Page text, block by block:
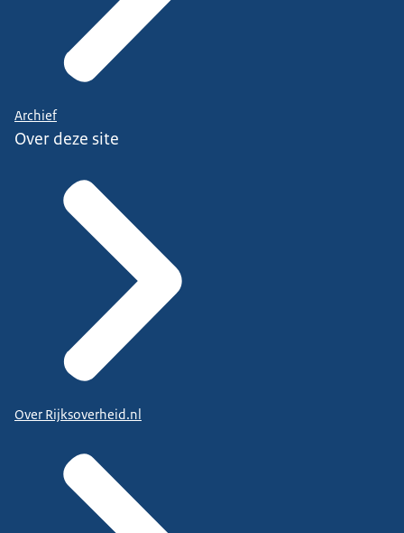
Archief
Over deze site
Over Rijksoverheid.nl